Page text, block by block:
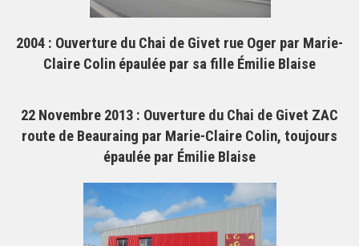
2004 : Ouverture du Chai de Givet rue Oger par Marie-
Claire Colin épaulée par sa fille Émilie Blaise
22 Novembre 2013 : Ouverture du Chai de Givet ZAC
route de Beauraing par Marie-Claire Colin, toujours
épaulée par Émilie Blaise